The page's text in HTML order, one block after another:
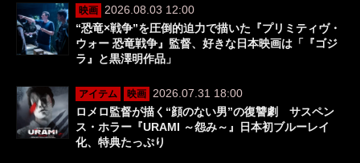
映画 2026.08.03 12:00
“恐竜×戦争”を圧倒的迫力で描いた『プリミティヴ・
ウォー 恐竜戦争』監督、好きな日本映画は「『ゴジ
ラ』と黒澤明作品」
アイテム 映画 2026.07.31 18:00
ロメロ監督が描く“顔のない男”の復讐劇 サスペン
ス・ホラー『URAMI ～怨み～』日本初ブルーレイ
化、特典たっぷり